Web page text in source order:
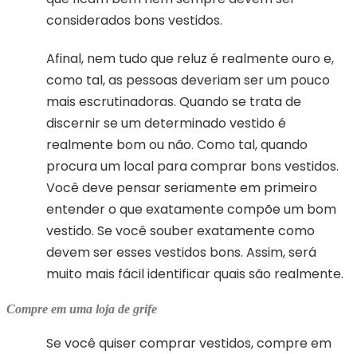
considerados bons vestidos.
Afinal, nem tudo que reluz é realmente ouro e,
como tal, as pessoas deveriam ser um pouco
mais escrutinadoras. Quando se trata de
discernir se um determinado vestido é
realmente bom ou não. Como tal, quando
procura um local para comprar bons vestidos.
Você deve pensar seriamente em primeiro
entender o que exatamente compõe um bom
vestido. Se você souber exatamente como
devem ser esses vestidos bons. Assim, será
muito mais fácil identificar quais são realmente.
Compre em uma loja de grife
Se você quiser comprar vestidos, compre em